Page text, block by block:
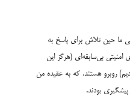
تیم‌های میدانی ما حین تلاش برای پاسخ به
امنیتی بی‌سابقه‌ای (هرگز این
روبرو هستند، که به عقیده من
بودند.